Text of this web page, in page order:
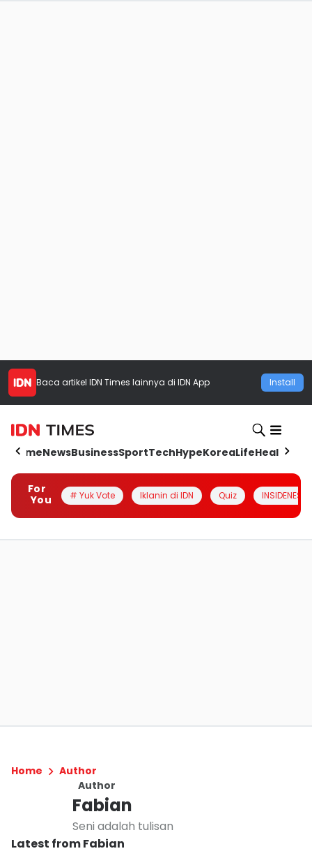
Baca artikel IDN Times lainnya di IDN App Install
HomeNewsBusinessSportTechHypeKoreaLifeHealth
For
You
# Yuk Vote Iklanin di IDN Quiz INSIDENESIA
Home
Author
Author
Fabian
Seni adalah tulisan
Latest from Fabian